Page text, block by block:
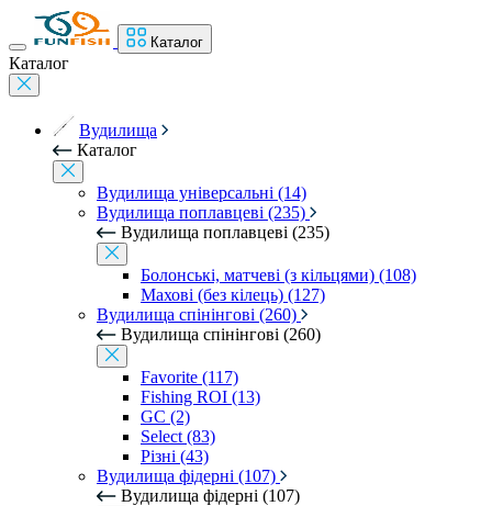
Каталог
Каталог
Вудилища
Каталог
Вудилища універсальні (14)
Вудилища поплавцеві (235)
Вудилища поплавцеві (235)
Болонські, матчеві (з кільцями) (108)
Махові (без кілець) (127)
Вудилища спінінгові (260)
Вудилища спінінгові (260)
Favorite (117)
Fishing ROI (13)
GC (2)
Select (83)
Різні (43)
Вудилища фідерні (107)
Вудилища фідерні (107)